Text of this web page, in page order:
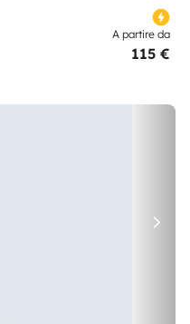
A partire da
115 €